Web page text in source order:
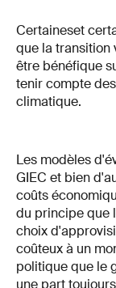
Certaineset
que la transition
être bénéfique
tenir compte
climatique.
Les modèles
GIEC et bien
coûts
du principe que
choix
coûteux à un
politique que le
une part